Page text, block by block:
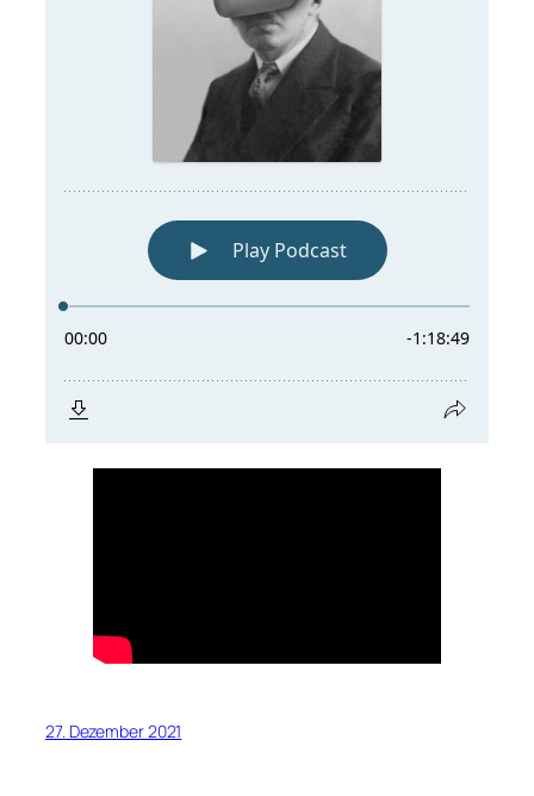
27. Dezember 2021